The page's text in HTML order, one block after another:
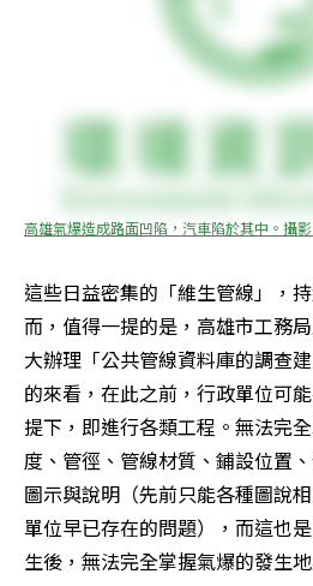
高雄氣爆造成路面凹陷，汽車陷於其中。攝
這些日益密集的「維生管線」，
而，值得一提的是，高雄市工務
大辦理「公共管線資料庫的調查
的來看，在此之前，行政單位可
提下，即進行各類工程。無法完
度、管徑、管線材質、鋪設位置
圖示與說明（先前只能各種圖說
單位早已存在的問題），而這也
生後，無法完全掌握氣爆的發生